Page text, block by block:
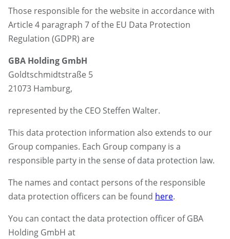
Those responsible for the website in accordance with
Article 4 paragraph 7 of the EU Data Protection
Regulation (GDPR) are
GBA Holding GmbH
Goldtschmidtstraße 5
21073 Hamburg,
represented by the CEO Steffen Walter.
This data protection information also extends to our
Group companies. Each Group company is a
responsible party in the sense of data protection law.
The names and contact persons of the responsible
data protection officers can be found here.
You can contact the data protection officer of GBA
Holding GmbH at